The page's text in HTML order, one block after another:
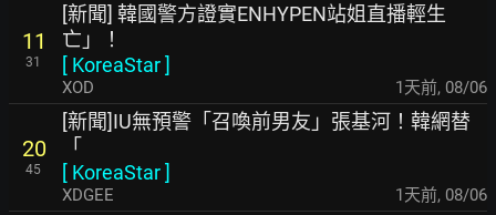
11
31
[新聞] 韓國警方證實ENHYPEN站姐直播輕生
亡」！
[ KoreaStar]
XOD 1天前, 08/06
20
45
[新聞]IU無預警「召喚前男友」張基河！韓網替
「
[ KoreaStar]
XDGEE 1天前, 08/06